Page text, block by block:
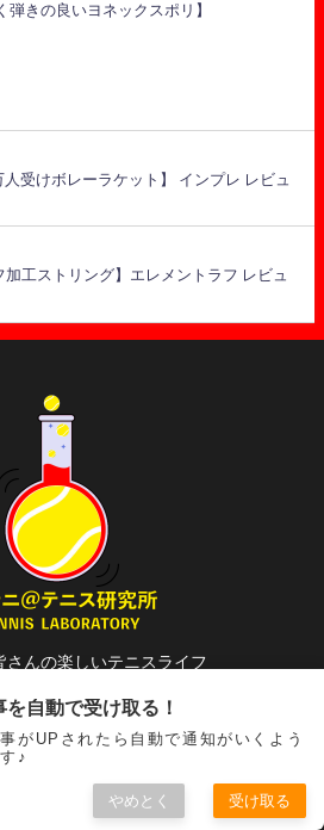
弾きの良いヨネックスポリ】
人受けボレーラケット】 インプレ レビュ
加工ストリング】エレメントラフ レビュ
さんの楽しいテニスライフ
専門サイトです。
を自動で受け取る！
がUPされたら自動で通知がいくよう
♪
やめとく 受け取る